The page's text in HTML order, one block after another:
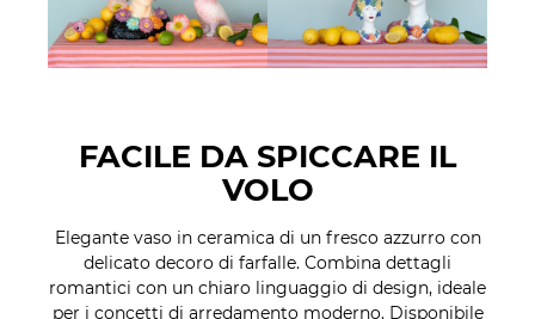
FACILE DA SPICCARE IL
VOLO
Elegante vaso in ceramica di un fresco azzurro con
delicato decoro di farfalle. Combina dettagli
romantici con un chiaro linguaggio di design, ideale
per i concetti di arredamento moderno. Disponibile